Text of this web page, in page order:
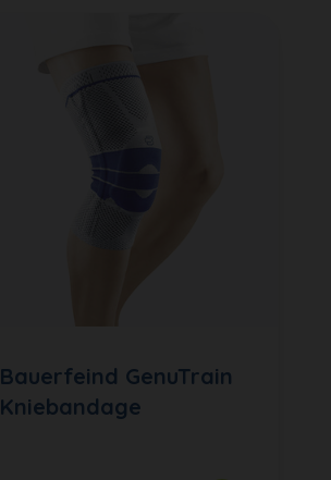
Bauerfeind GenuTrain
Kniebandage